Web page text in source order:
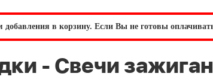
добавления в корзину. Если Вы не готовы
- Свечи